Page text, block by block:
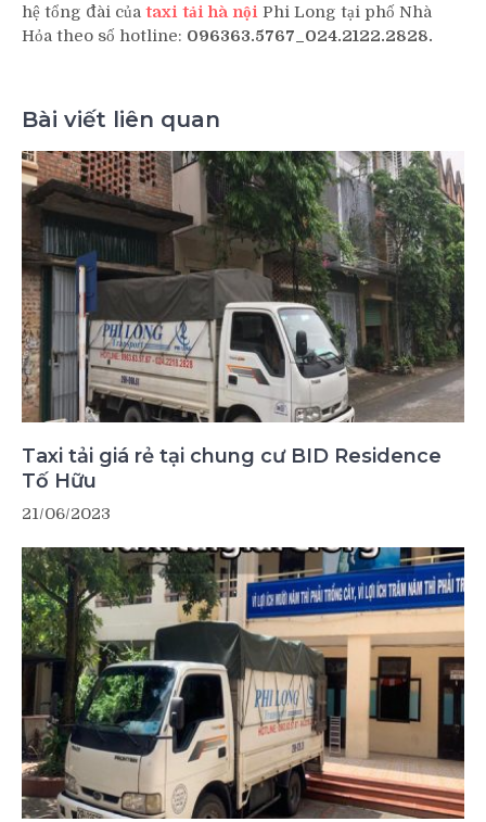
hệ tổng đài của taxi tải hà nội Phi Long tại phố Nhà
Hỏa theo số hotline: 096363.5767_024.2122.2828.
Bài viết liên quan
Taxi tải giá rẻ tại chung cư BID Residence
Tố Hữu
21/06/2023